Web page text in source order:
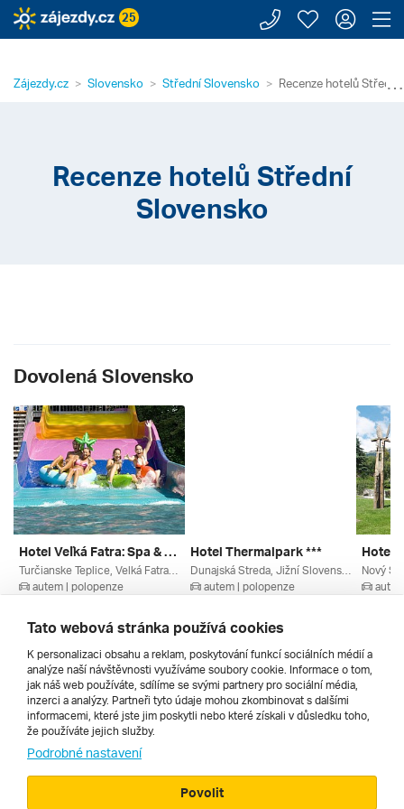
25 Zavolejte
Moje
⋯
Zájezdy.cz Slovensko Střední Slovensko Recenze hotelů
Recenze hotelů Střední
Slovensko
Dovolená Slovensko
Hotel Veľká Fatra: Spa & Aquapark Pobyt Od Min. 2 Nocí ****
autem | polopenze
6 990 Kč
Hotel Thermalpark ***
autem | polopenze
7 999 Kč
Všechny
Cestopisy
Tato webová stránka používá cookies
K personalizaci obsahu a reklam, poskytování funkcí sociálních médií a
analýze naší návštěvnosti využíváme soubory cookie. Informace o tom,
jak náš web používáte, sdílíme se svými partnery pro sociální média,
inzerci a analýzy. Partneři tyto údaje mohou zkombinovat s dalšími
informacemi, které jste jim poskytli nebo které získali v důsledku toho,
že používáte jejich služby.
Podrobné nastavení
Povolit